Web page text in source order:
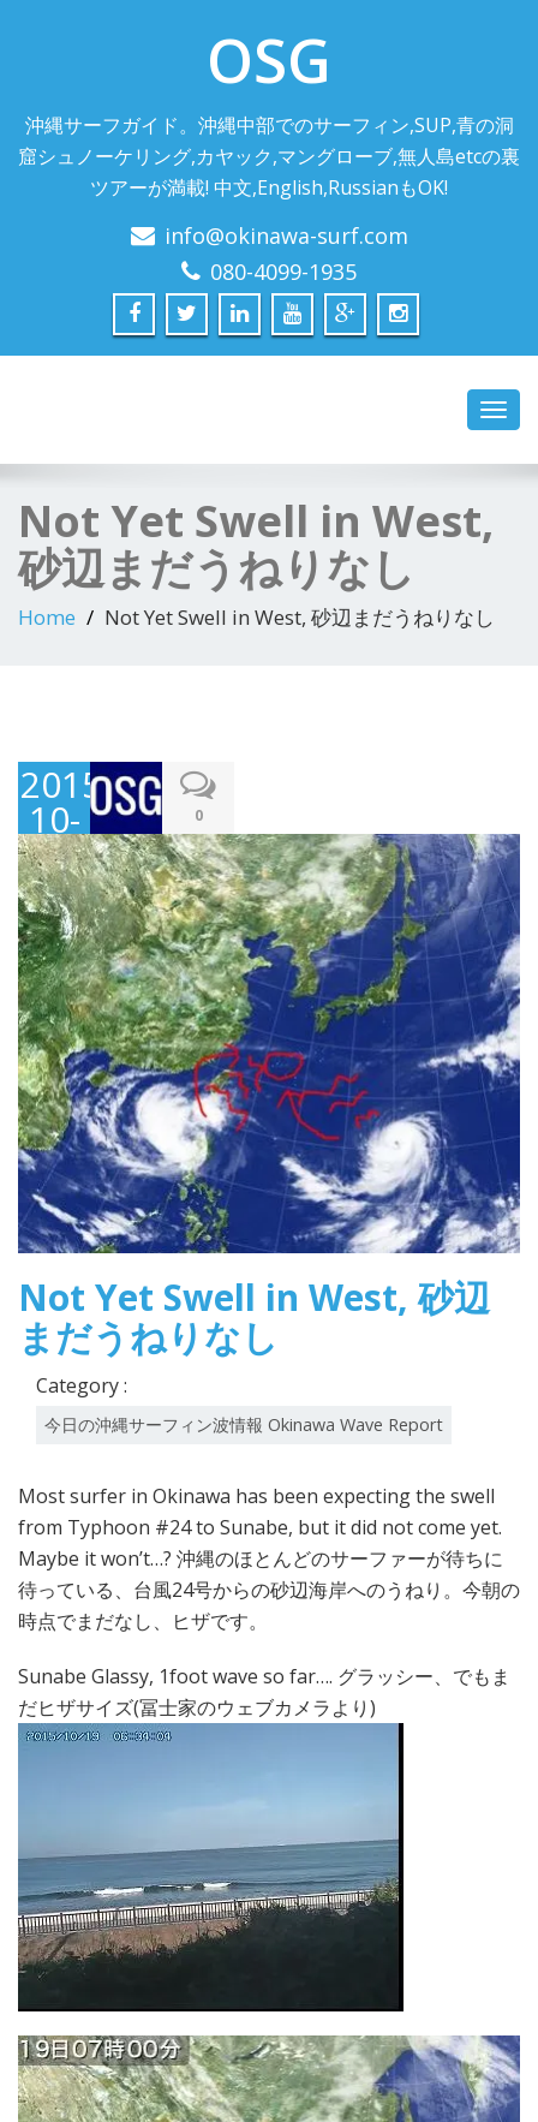
OSG
沖縄サーフガイド。沖縄中部でのサーフィン,SUP,青の洞
窟シュノーケリング,カヤック,マングローブ,無人島etcの裏
ツアーが満載! 中文,English,RussianもOK!
info@okinawa-surf.com
080-4099-1935
Not Yet Swell in West,
砂辺まだうねりなし
Home Not Yet Swell in West, 砂辺まだうねりなし
2015-
10-
19
0
Not Yet Swell in West, 砂辺
まだうねりなし
Category :
今日の沖縄サーフィン波情報 Okinawa Wave Report
Most surfer in Okinawa has been expecting the swell
from Typhoon #24 to Sunabe, but it did not come yet.
Maybe it won’t…? 沖縄のほとんどのサーファーが待ちに
待っている、台風24号からの砂辺海岸へのうねり。今朝の
時点でまだなし、ヒザです。
Sunabe Glassy, 1foot wave so far…. グラッシー、でもま
だヒザサイズ(冨士家のウェブカメラより)